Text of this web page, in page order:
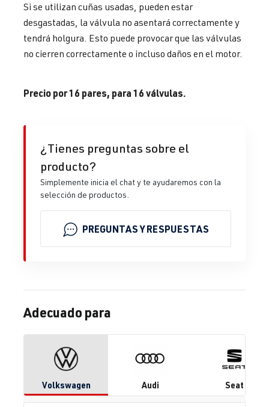
Si se utilizan cuñas usadas, pueden estar
desgastadas, la válvula no asentará correctamente y
tendrá holgura. Esto puede provocar que las válvulas
no cierren correctamente o incluso daños en el motor.
Precio por 16 pares, para 16 válvulas.
¿Tienes preguntas sobre el
producto?
Simplemente inicia el chat y te ayudaremos con la
selección de productos.
PREGUNTAS Y RESPUESTAS
Adecuado para
Volkswagen Audi Seat